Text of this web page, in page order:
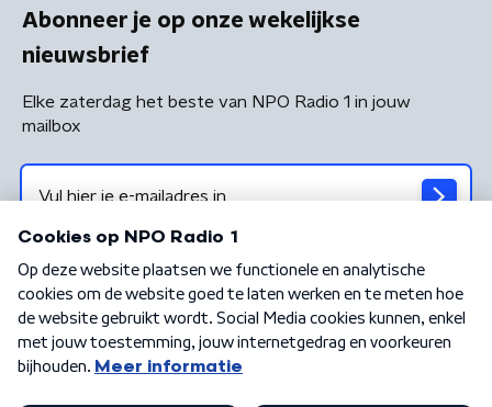
Abonneer je op onze wekelijkse
nieuwsbrief
Elke zaterdag het beste van NPO Radio 1 in jouw
mailbox
Algemene voorwaarden Privacybeleid